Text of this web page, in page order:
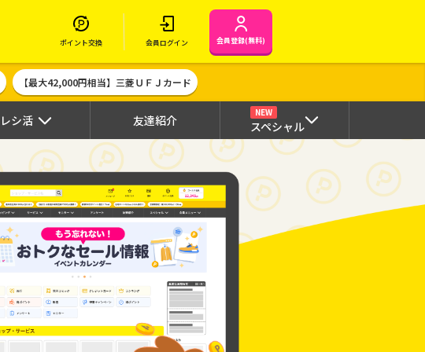
ポイント交換 会員ログイン 会員登録(無料)
【最大42,000円相当】三菱ＵＦＪカード
レシ活 友達紹介
NEW
スペシャル